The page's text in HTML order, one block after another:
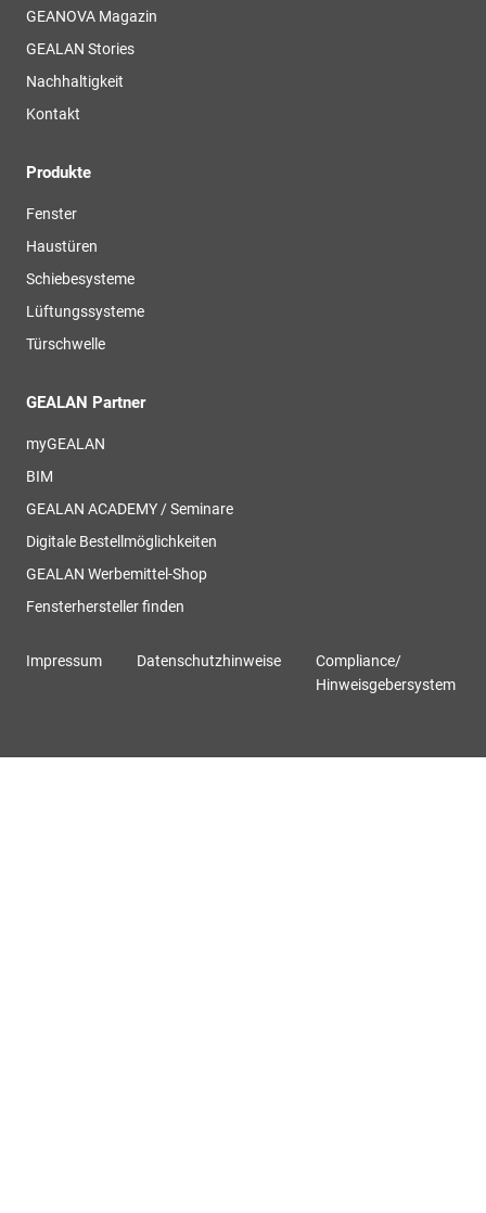
GEANOVA Magazin
GEALAN Stories
Nachhaltigkeit
Kontakt
Produkte
Fenster
Haustüren
Schiebesysteme
Lüftungssysteme
Türschwelle
GEALAN Partner
myGEALAN
BIM
GEALAN ACADEMY / Seminare
Digitale Bestellmöglichkeiten
GEALAN Werbemittel-Shop
Fensterhersteller finden
Impressum Datenschutzhinweise
Compliance/
Hinweisgebersystem